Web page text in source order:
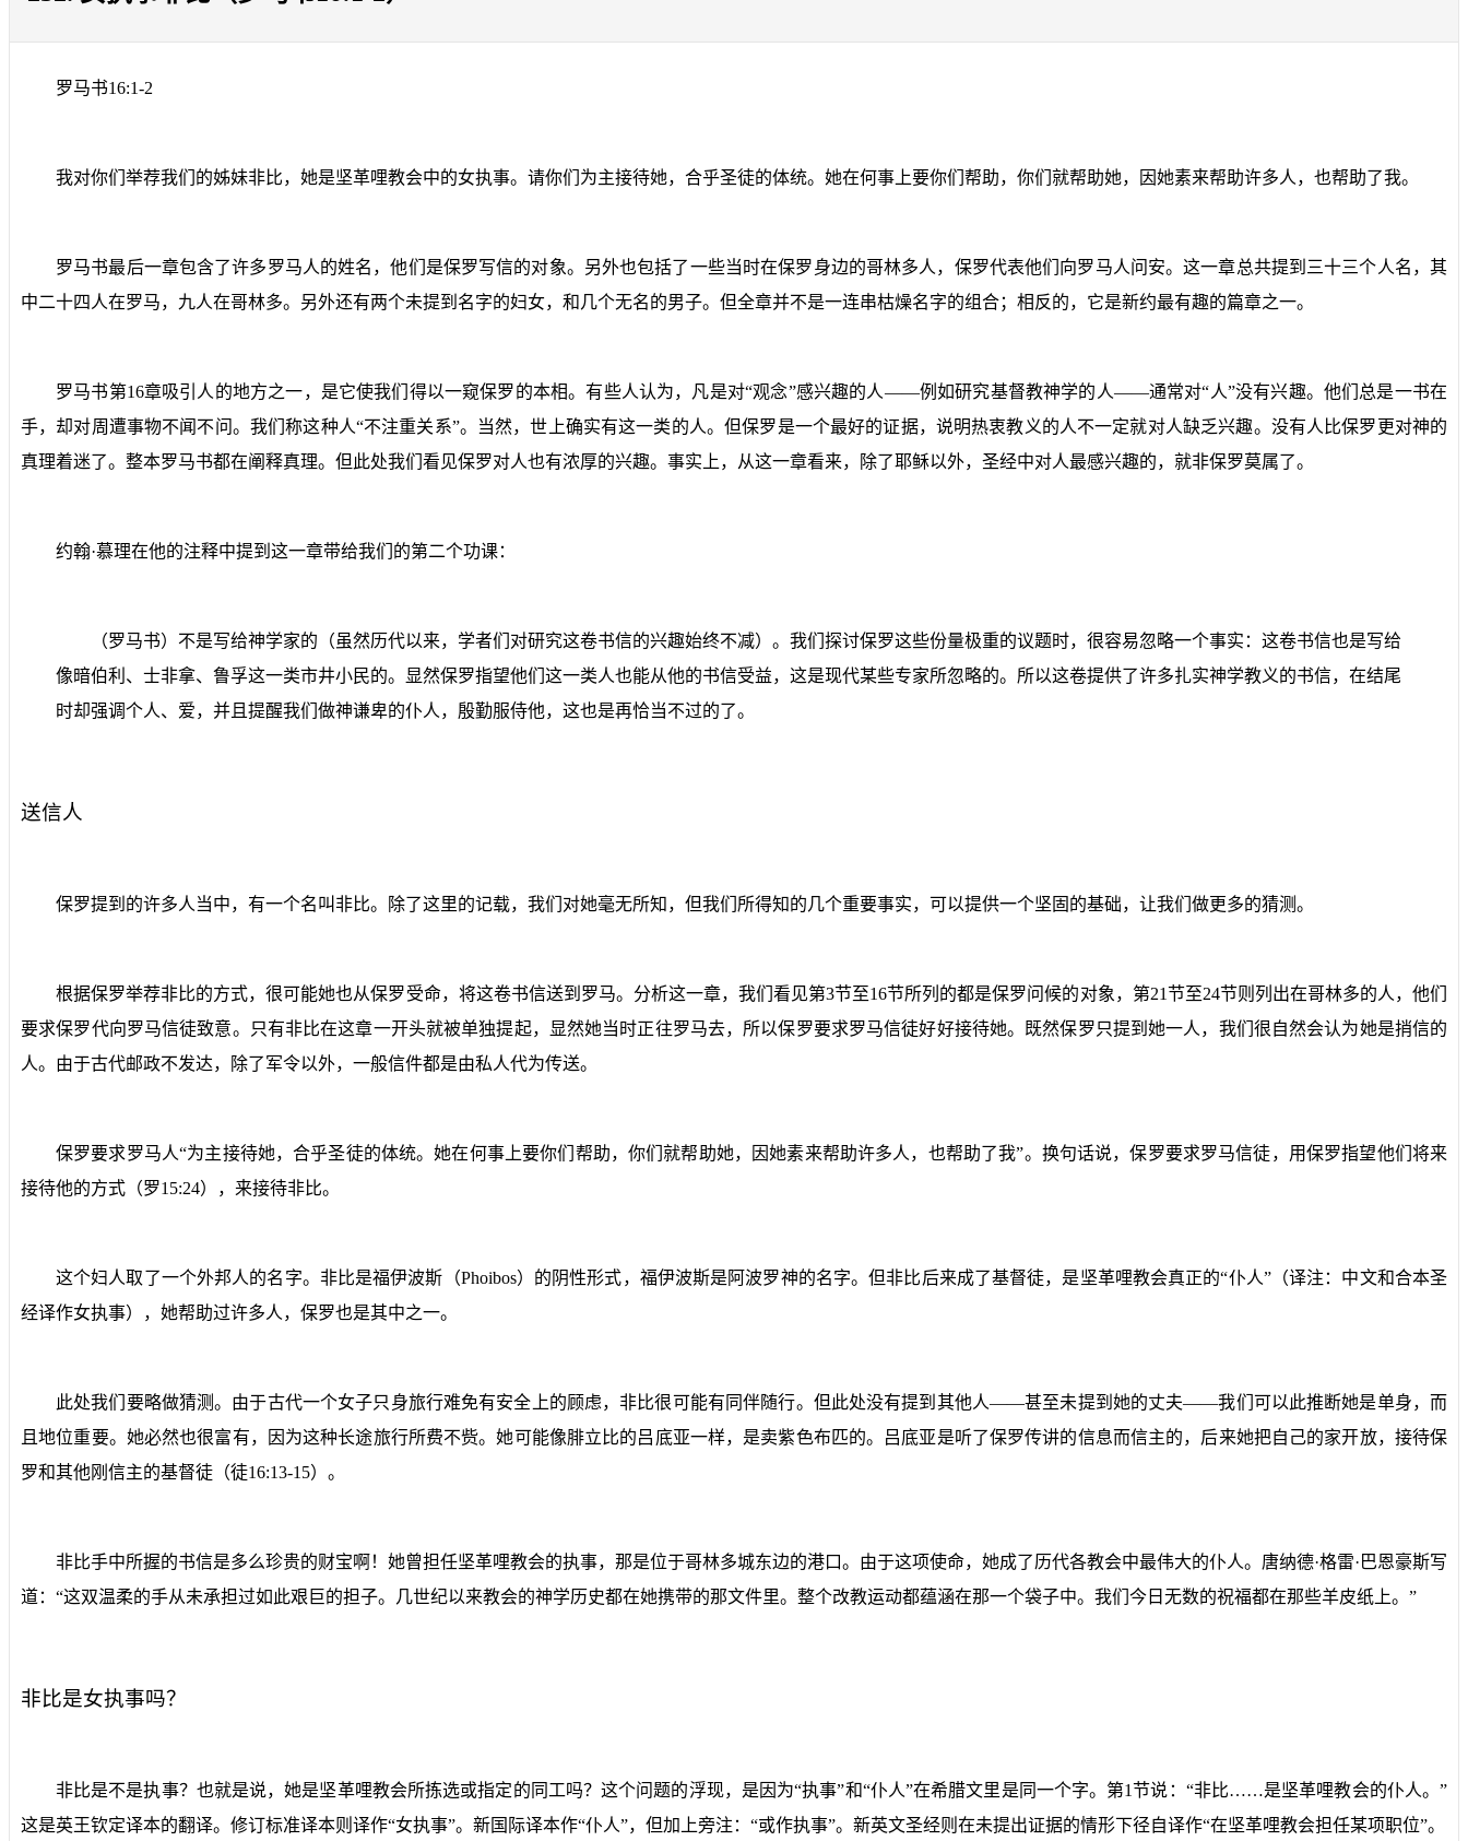
罗马书16:1-2
我对你们举荐我们的姊妹非比，她是坚革哩教会中的女执事。请你们为主接待她，合乎圣徒的体统。她在何事上要你们帮助，你们就帮助她，因她素来帮助许多人，也帮助了我。
罗马书最后一章包含了许多罗马人的姓名，他们是保罗写信的对象。另外也包括了一些当时在保罗身边的哥林多人，保罗代表他们向罗马人问安。这一章总共提到三十三个人名，其
中二十四人在罗马，九人在哥林多。另外还有两个未提到名字的妇女，和几个无名的男子。但全章并不是一连串枯燥名字的组合；相反的，它是新约最有趣的篇章之一。
罗马书第16章吸引人的地方之一，是它使我们得以一窥保罗的本相。有些人认为，凡是对“观念”感兴趣的人——例如研究基督教神学的人——通常对“人”没有兴趣。他们总是一书在
手，却对周遭事物不闻不问。我们称这种人“不注重关系”。当然，世上确实有这一类的人。但保罗是一个最好的证据，说明热衷教义的人不一定就对人缺乏兴趣。没有人比保罗更对神的
真理着迷了。整本罗马书都在阐释真理。但此处我们看见保罗对人也有浓厚的兴趣。事实上，从这一章看来，除了耶稣以外，圣经中对人最感兴趣的，就非保罗莫属了。
约翰·慕理在他的注释中提到这一章带给我们的第二个功课：
（罗马书）不是写给神学家的（虽然历代以来，学者们对研究这卷书信的兴趣始终不减）。我们探讨保罗这些份量极重的议题时，很容易忽略一个事实：这卷书信也是写给
像暗伯利、士非拿、鲁孚这一类市井小民的。显然保罗指望他们这一类人也能从他的书信受益，这是现代某些专家所忽略的。所以这卷提供了许多扎实神学教义的书信，在结尾
时却强调个人、爱，并且提醒我们做神谦卑的仆人，殷勤服侍他，这也是再恰当不过的了。
送信人
保罗提到的许多人当中，有一个名叫非比。除了这里的记载，我们对她毫无所知，但我们所得知的几个重要事实，可以提供一个坚固的基础，让我们做更多的猜测。
根据保罗举荐非比的方式，很可能她也从保罗受命，将这卷书信送到罗马。分析这一章，我们看见第3节至16节所列的都是保罗问候的对象，第21节至24节则列出在哥林多的人，他们
要求保罗代向罗马信徒致意。只有非比在这章一开头就被单独提起，显然她当时正往罗马去，所以保罗要求罗马信徒好好接待她。既然保罗只提到她一人，我们很自然会认为她是捎信的
人。由于古代邮政不发达，除了军令以外，一般信件都是由私人代为传送。
保罗要求罗马人“为主接待她，合乎圣徒的体统。她在何事上要你们帮助，你们就帮助她，因她素来帮助许多人，也帮助了我”。换句话说，保罗要求罗马信徒，用保罗指望他们将来
接待他的方式（罗15:24），来接待非比。
这个妇人取了一个外邦人的名字。非比是福伊波斯（Phoibos）的阴性形式，福伊波斯是阿波罗神的名字。但非比后来成了基督徒，是坚革哩教会真正的“仆人”（译注：中文和合本圣
经译作女执事），她帮助过许多人，保罗也是其中之一。
此处我们要略做猜测。由于古代一个女子只身旅行难免有安全上的顾虑，非比很可能有同伴随行。但此处没有提到其他人——甚至未提到她的丈夫——我们可以此推断她是单身，而
且地位重要。她必然也很富有，因为这种长途旅行所费不赀。她可能像腓立比的吕底亚一样，是卖紫色布匹的。吕底亚是听了保罗传讲的信息而信主的，后来她把自己的家开放，接待保
罗和其他刚信主的基督徒（徒16:13-15）。
非比手中所握的书信是多么珍贵的财宝啊！她曾担任坚革哩教会的执事，那是位于哥林多城东边的港口。由于这项使命，她成了历代各教会中最伟大的仆人。唐纳德·格雷·巴恩豪斯写
道：“这双温柔的手从未承担过如此艰巨的担子。几世纪以来教会的神学历史都在她携带的那文件里。整个改教运动都蕴涵在那一个袋子中。我们今日无数的祝福都在那些羊皮纸上。”
非比是女执事吗？
非比是不是执事？也就是说，她是坚革哩教会所拣选或指定的同工吗？这个问题的浮现，是因为“执事”和“仆人”在希腊文里是同一个字。第1节说：“非比……是坚革哩教会的仆人。”
这是英王钦定译本的翻译。修订标准译本则译作“女执事”。新国际译本作“仆人”，但加上旁注：“或作执事”。新英文圣经则在未提出证据的情形下径自译作“在坚革哩教会担任某项职位”。